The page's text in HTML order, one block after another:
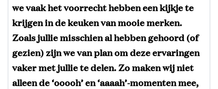
we vaak het voorrecht hebben een kijkje te
krijgen in de keuken van mooie merken.
Zoals jullie misschien al hebben gehoord (of
gezien) zijn we van plan om deze ervaringen
vaker met jullie te delen. Zo maken wij niet
alleen de ‘ooooh’ en ‘aaaah’-momenten mee,